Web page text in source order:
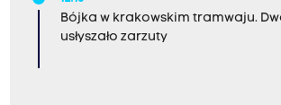
Bójka w krakowskim tramwaju.
usłyszało zarzuty